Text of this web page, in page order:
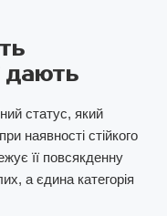
дають
статус, який
наявності стійкого
її повсякденну
а єдина категорія